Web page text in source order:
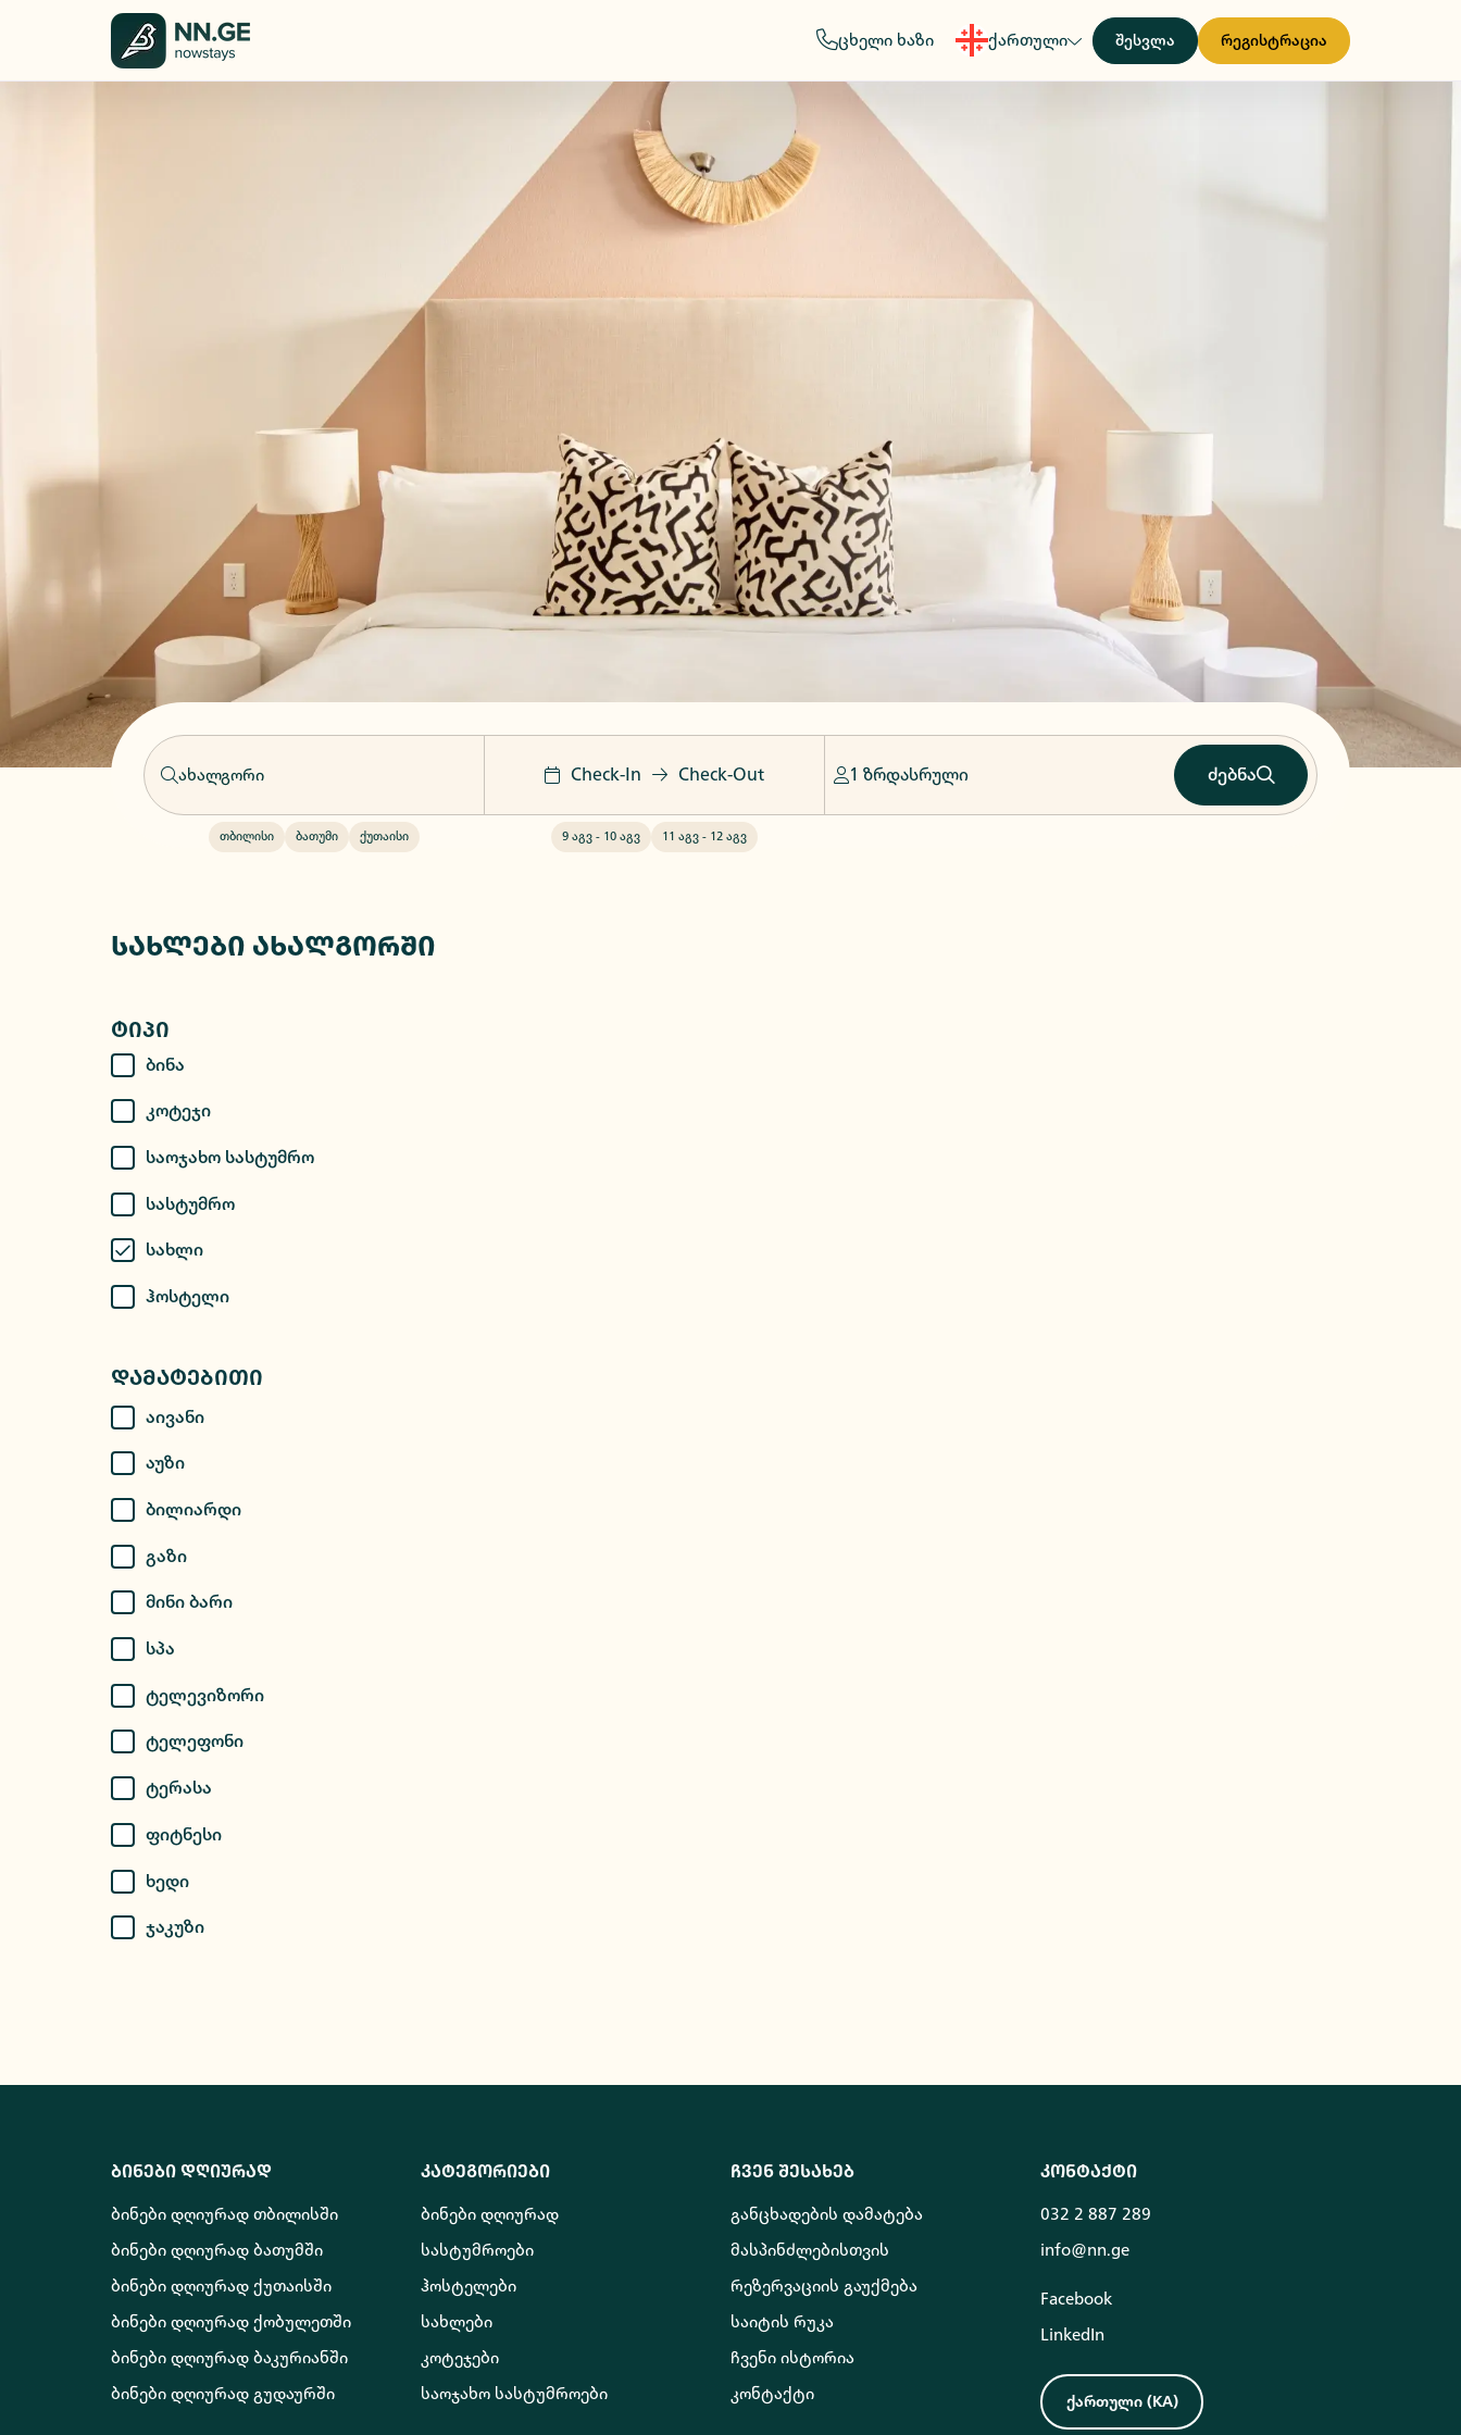
ცხელი ხაზი ქართული შესვლა რეგისტრაცია
თბილისი ბათუმი ქუთაისი
Check-In Check-Out
9 აგვ - 10 აგვ 11 აგვ - 12 აგვ
1 ზრდასრული ძებნა
სახლები ახალგორში
Ტიპი
Ბინა
Კოტეჯი
Საოჯახო Სასტუმრო
Სასტუმრო
Სახლი
Ჰოსტელი
Დამატებითი
Აივანი
Აუზი
Ბილიარდი
Გაზი
Მინი Ბარი
Სპა
Ტელევიზორი
Ტელეფონი
Ტერასა
Ფიტნესი
Ხედი
Ჯაკუზი
ბინები დღიურად
ბინები დღიურად თბილისში
ბინები დღიურად ბათუმში
ბინები დღიურად ქუთაისში
ბინები დღიურად ქობულეთში
ბინები დღიურად ბაკურიანში
ბინები დღიურად გუდაურში
კატეგორიები
ბინები დღიურად
სასტუმროები
ჰოსტელები
სახლები
კოტეჯები
საოჯახო სასტუმროები
ჩვენ შესახებ
განცხადების დამატება
მასპინძლებისთვის
რეზერვაციის გაუქმება
საიტის რუკა
ჩვენი ისტორია
კონტაქტი
კონტაქტი
032 2 887 289
info@nn.ge
Facebook
LinkedIn
ქართული (KA)